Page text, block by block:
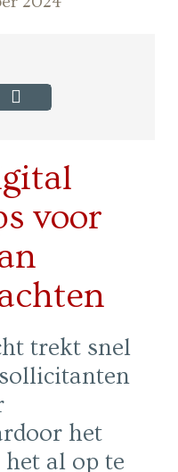
voor
trekt snel
het
al op te